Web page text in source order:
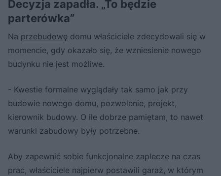
Decyzja zapadła. „To będzie
parterówka”
Na przebudowę domu właściciele zdecydowali się w
momencie, gdy okazało się, że wzniesienie nowego
budynku nie jest możliwe.
- Kwestie formalne wyglądały tak samo jak przy
budowie nowego domu, pozwolenie, projekt,
kierownik budowy. O ile dobrze pamiętam, to nawet
warunki zabudowy były potrzebne.
Aby zapewnić sobie funkcjonalne zaplecze na czas
prac, właściciele najpierw postawili garaż, w którym